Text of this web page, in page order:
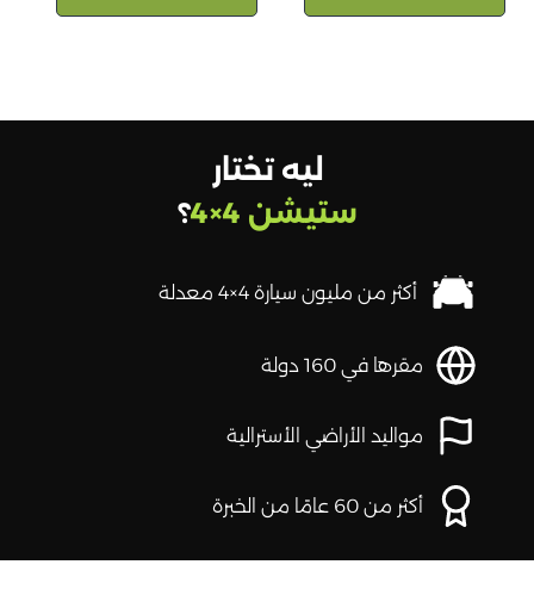
ليه تختار
ستيشن 4×4
؟
أكثر من مليون سيارة 4×4 معدلة
مقرها في 160 دولة
مواليد الأراضي الأسترالية
أكثر من 60 عامًا من الخبرة